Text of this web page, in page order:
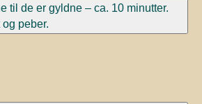
til de er gyldne – ca. 10 minutter.
peber.